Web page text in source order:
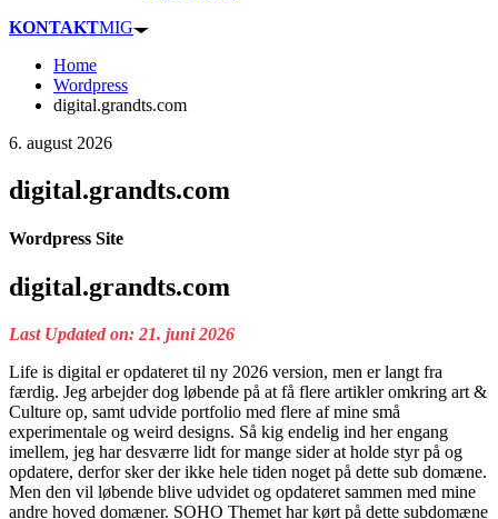
KONTAKTMIG
Home
Wordpress
digital.grandts.com
6. august 2026
digital.grandts.com
Wordpress Site
digital.grandts.com
Last Updated on: 21. juni 2026
Life is digital er opdateret til ny 2026 version, men er langt fra
færdig. Jeg arbejder dog løbende på at få flere artikler omkring art &
Culture op, samt udvide portfolio med flere af mine små
experimentale og weird designs. Så kig endelig ind her engang
imellem, jeg har desværre lidt for mange sider at holde styr på og
opdatere, derfor sker der ikke hele tiden noget på dette sub domæne.
Men den vil løbende blive udvidet og opdateret sammen med mine
andre hoved domæner. SOHO Themet har kørt på dette subdomæne